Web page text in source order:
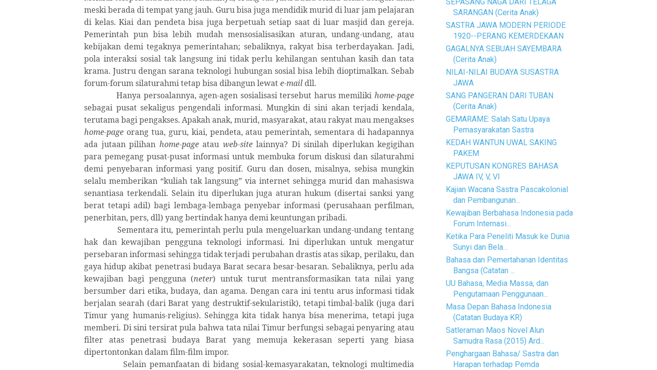
meski berada di tempat yang jauh. Guru bisa juga mendidik murid di luar jam pelajaran
di kelas. Kiai dan pendeta bisa juga berpetuah setiap saat di luar masjid dan gereja.
Pemerintah pun bisa lebih mudah mensosialisasikan aturan, undang-undang, atau
kebijakan demi tegaknya pemerintahan; sebaliknya, rakyat bisa terberdayakan. Jadi,
pola interaksi sosial tak langsung ini tidak perlu kehilangan sentuhan kasih dan tata
krama. Justru dengan sarana teknologi hubungan sosial bisa lebih dioptimalkan. Sebab
forum-forum silaturahmi tetap bisa dibangun lewate-mail dll.
Hanya persoalannya, agen-agen sosialisasi tersebut harus memilikihome-page
sebagai pusat sekaligus pengendali informasi. Mungkin di sini akan terjadi kendala,
terutama bagi pengakses. Apakah anak, murid, masyarakat, atau rakyat mau mengakses
home-page orang tua, guru, kiai, pendeta, atau pemerintah, sementara di hadapannya
ada jutaan pilihan home-page atau web-site lainnya? Di sinilah diperlukan kegigihan
para pemegang pusat-pusat informasi untuk membuka forum diskusi dan silaturahmi
demi penyebaran informasi yang positif. Guru dan dosen, misalnya, sebisa mungkin
selalu memberikan “kuliah tak langsung” via internet sehingga murid dan mahasiswa
senantiasa terkendali. Selain itu diperlukan juga aturan hukum (disertai sanksi yang
berat tetapi adil) bagi lembaga-lembaga penyebar informasi (perusahaan perfilman,
penerbitan, pers, dll) yang bertindak hanya demi keuntungan pribadi.
Sementara itu, pemerintah perlu pula mengeluarkan undang-undang tentang
hak dan kewajiban pengguna teknologi informasi. Ini diperlukan untuk mengatur
persebaran informasi sehingga tidak terjadi perubahan drastis atas sikap, perilaku, dan
gaya hidup akibat penetrasi budaya Barat secara besar-besaran. Sebaliknya, perlu ada
kewajiban bagi pengguna (neter) untuk turut mentransformasikan tata nilai yang
bersumber dari etika, budaya, dan agama. Dengan cara ini tentu arus informasi tidak
berjalan searah (dari Barat yang destruktif-sekularistik), tetapi timbal-balik (juga dari
Timur yang humanis-religius). Sehingga kita tidak hanya bisa menerima, tetapi juga
memberi. Di sini tersirat pula bahwa tata nilai Timur berfungsi sebagai penyaring atau
filter atas penetrasi budaya Barat yang memuja kekerasan seperti yang biasa
dipertontonkan dalam film-film impor.
Selain pemanfaatan di bidang sosial-kemasyarakatan, teknologi multimedia
SEPASANG NAGA DARI TELAGA
SARANGAN (Cerita Anak)
SASTRA JAWA MODERN PERIODE
1920--PERANG KEMERDEKAAN
GAGALNYA SEBUAH SAYEMBARA
(Cerita Anak)
NILAI-NILAI BUDAYA SUSASTRA
JAWA
SANG PANGERAN DARI TUBAN
(Cerita Anak)
GEMARAME: Salah Satu Upaya
Pemasyarakatan Sastra
KEDAH WANTUN UWAL SAKING
PAKEM
KEPUTUSAN KONGRES BAHASA
JAWA IV, V, VI
Kajian Wacana Sastra Pascakolonial
dan Pembangunan...
Kewajiban Berbahasa Indonesia pada
Forum Internasi...
Ketika Para Peneliti Masuk ke Dunia
Sunyi dan Bela...
Bahasa dan Pemertahanan Identitas
Bangsa (Catatan ...
UU Bahasa, Media Massa, dan
Pengutamaan Penggunaan...
Masa Depan Bahasa Indonesia
(Catatan Budaya KR)
Satleraman Maos Novel Alun
Samudra Rasa (2015) Ard...
Penghargaan Bahasa/ Sastra dan
Harapan terhadap Pemda